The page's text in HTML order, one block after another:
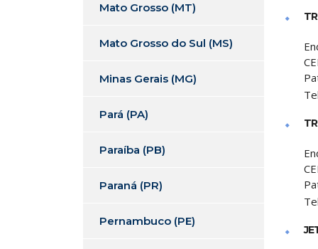
Mato Grosso (MT)
Mato Grosso do Sul (MS)
Minas Gerais (MG)
Pará (PA)
Paraíba (PB)
Paraná (PR)
Pernambuco (PE)